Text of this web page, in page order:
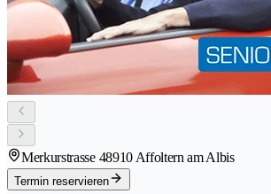
Merkurstrasse 48910 Affoltern am Albis
Termin reservieren